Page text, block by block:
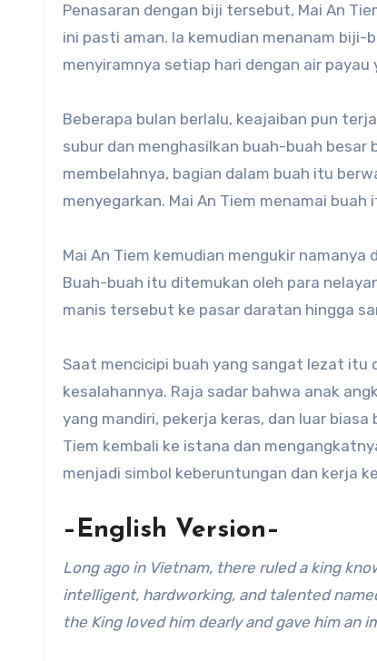
Penasaran dengan biji tersebut, Mai An
ini pasti aman. Ia kemudian menanam
menyiramnya setiap hari dengan air payau
Beberapa bulan berlalu, keajaiban pun
subur dan menghasilkan buah-buah
membelahnya, bagian dalam buah itu
menyegarkan. Mai An Tiem menamai buah
Mai An Tiem kemudian mengukir
Buah-buah itu ditemukan oleh para
manis tersebut ke pasar daratan hingga
Saat mencicipi buah yang sangat lezat itu
kesalahannya. Raja sadar bahwa anak
yang mandiri, pekerja keras, dan luar
Tiem kembali ke istana dan
menjadi simbol keberuntungan dan kerja
–English Version–
Long ago in Vietnam, there ruled a king
intelligent, hardworking, and talented
the King loved him dearly and gave him an